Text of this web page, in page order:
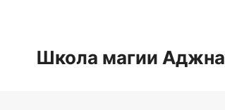
Школа магии Аджна